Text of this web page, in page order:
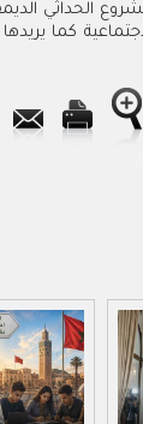
الحداثي
كما